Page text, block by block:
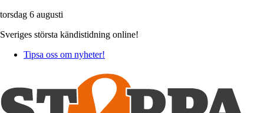
torsdag 6 augusti
Sveriges största kändistidning online!
Tipsa oss om nyheter!